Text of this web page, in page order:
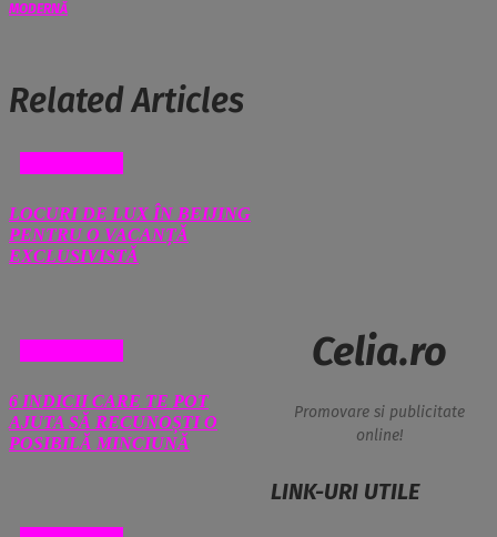
MODERNĂ
Related Articles
LOCURI DE LUX ÎN BEIJING
PENTRU O VACANȚĂ
EXCLUSIVISTĂ
6 INDICII CARE TE POT
AJUTA SĂ RECUNOȘTI O
POSIBILĂ MINCIUNĂ
Celia.ro
Promovare si publicitate
online!
LINK-URI UTILE